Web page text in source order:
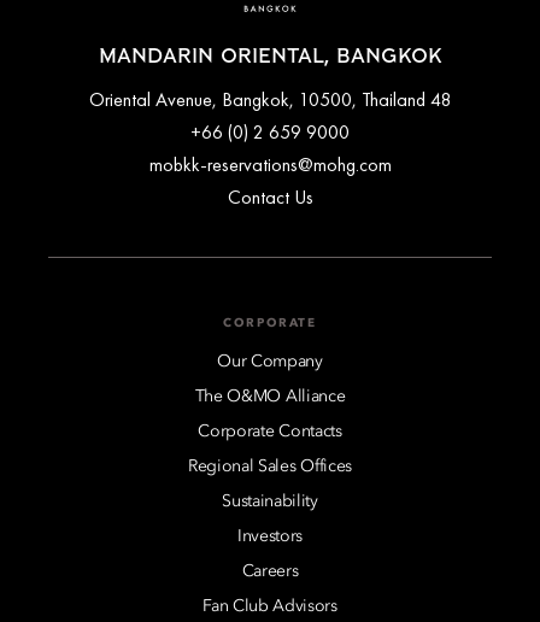
MANDARIN ORIENTAL, BANGKOK
48 Oriental Avenue, Bangkok, 10500, Thailand
+66 (0) 2 659 9000
mobkk-reservations@mohg.com
Contact Us
CORPORATE
Our Company
The O&MO Alliance
Corporate Contacts
Regional Sales Offices
Sustainability
Investors
Careers
Fan Club Advisors